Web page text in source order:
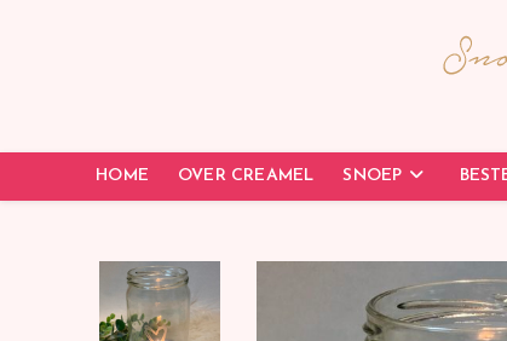
HOME OVER CREAMEL SNOEP